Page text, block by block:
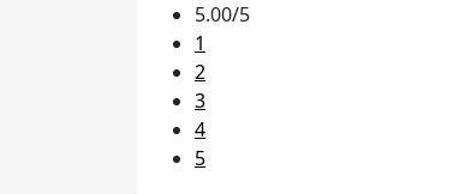
5.00/5
1
2
3
4
5